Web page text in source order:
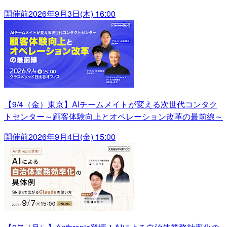
開催前2026年9月3日(木) 16:00
【9/4（金）東京】AIチームメイトが変える次世代コンタク
トセンター～顧客体験向上とオペレーション改革の最前線～
開催前2026年9月4日(金) 15:00